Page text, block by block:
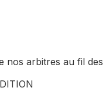
nos arbitres au fil des